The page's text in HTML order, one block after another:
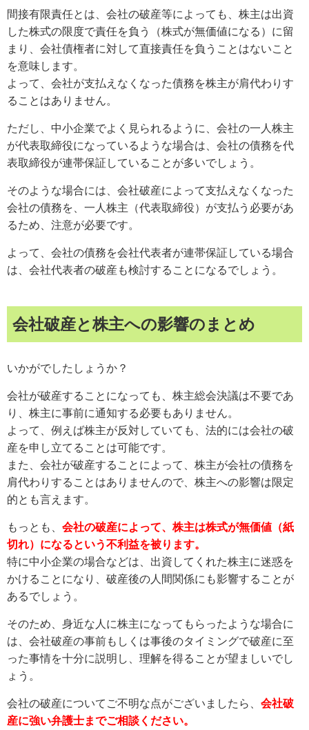
間接有限責任とは、会社の破産等によっても、株主は出資
した株式の限度で責任を負う（株式が無価値になる）に留
まり、会社債権者に対して直接責任を負うことはないこと
を意味します。
よって、会社が支払えなくなった債務を株主が肩代わりす
ることはありません。
ただし、中小企業でよく見られるように、会社の一人株主
が代表取締役になっているような場合は、会社の債務を代
表取締役が連帯保証していることが多いでしょう。
そのような場合には、会社破産によって支払えなくなった
会社の債務を、一人株主（代表取締役）が支払う必要があ
るため、注意が必要です。
よって、会社の債務を会社代表者が連帯保証している場合
は、会社代表者の破産も検討することになるでしょう。
会社破産と株主への影響のまとめ
いかがでしたしょうか？
会社が破産することになっても、株主総会決議は不要であ
り、株主に事前に通知する必要もありません。
よって、例えば株主が反対していても、法的には会社の破
産を申し立てることは可能です。
また、会社が破産することによって、株主が会社の債務を
肩代わりすることはありませんので、株主への影響は限定
的とも言えます。
もっとも、 会社の破産によって、株主は株式が無価値（紙
切れ）になるという不利益を被ります。
特に中小企業の場合などは、出資してくれた株主に迷惑を
かけることになり、破産後の人間関係にも影響することが
あるでしょう。
そのため、身近な人に株主になってもらったような場合に
は、会社破産の事前もしくは事後のタイミングで破産に至
った事情を十分に説明し、理解を得ることが望ましいでし
ょう。
会社の破産についてご不明な点がございましたら、 会社破
産に強い弁護士までご相談ください。